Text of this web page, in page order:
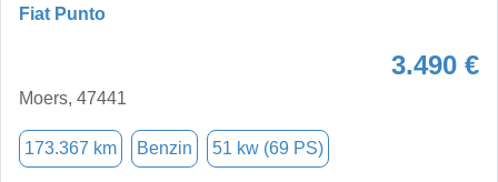
Fiat Punto
3.490 €
Moers, 47441
173.367 km Benzin 51 kw (69 PS)